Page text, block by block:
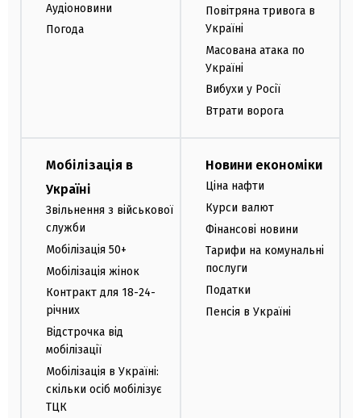
Аудіоновини
Погода
Повітряна тривога в
Україні
Масована атака по
Україні
Вибухи у Росії
Втрати ворога
Мобілізація в
Україні
Звільнення з військової
служби
Мобілізація 50+
Мобілізація жінок
Контракт для 18-24-
річних
Відстрочка від
мобілізації
Мобілізація в Україні:
скільки осіб мобілізує
ТЦК
Новини економіки
Ціна нафти
Курси валют
Фінансові новини
Тарифи на комунальні
послуги
Податки
Пенсія в Україні